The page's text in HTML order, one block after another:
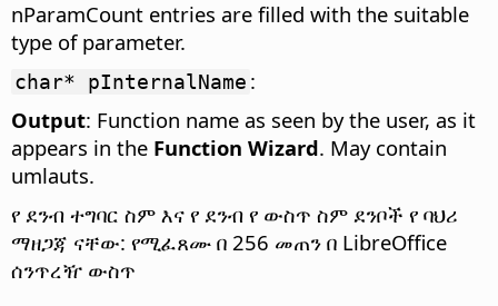
nParamCount entries are filled with the suitable
type of parameter.
char* pInternalName :
Output: Function name as seen by the user, as it
appears in the Function Wizard. May contain
umlauts.
የ ደንብ ተግባር ስም እና የ ደንብ የ ውስጥ ስም ደንቦች የ ባህሪ
ማዘጋጃ ናቸው: የሚፈጸሙ በ 256 መጠን በ LibreOffice
ሰንጥረዥ ውስጥ